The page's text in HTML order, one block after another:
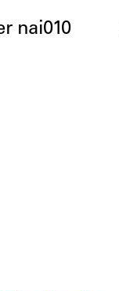
nai010